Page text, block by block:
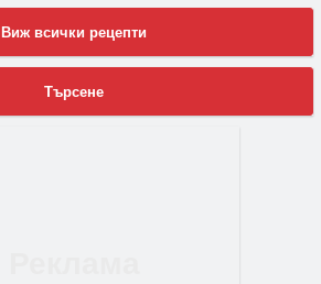
Виж всички рецепти
Търсене